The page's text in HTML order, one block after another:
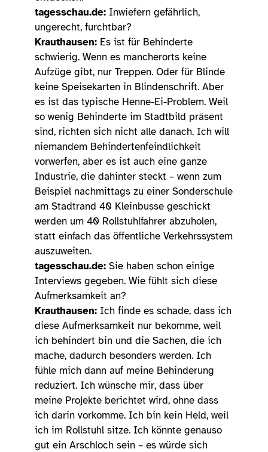
tagesschau.de: Inwiefern gefährlich,
ungerecht, furchtbar?
Krauthausen: Es ist für Behinderte
schwierig. Wenn es mancherorts keine
Aufzüge gibt, nur Treppen. Oder für Blinde
keine Speisekarten in Blindenschrift. Aber
es ist das typische Henne-Ei-Problem. Weil
so wenig Behinderte im Stadtbild präsent
sind, richten sich nicht alle danach. Ich will
niemandem Behindertenfeindlichkeit
vorwerfen, aber es ist auch eine ganze
Industrie, die dahinter steckt – wenn zum
Beispiel nachmittags zu einer Sonderschule
am Stadtrand 40 Kleinbusse geschickt
werden um 40 Rollstuhlfahrer abzuholen,
statt einfach das öffentliche Verkehrssystem
auszuweiten.
tagesschau.de: Sie haben schon einige
Interviews gegeben. Wie fühlt sich diese
Aufmerksamkeit an?
Krauthausen: Ich finde es schade, dass ich
diese Aufmerksamkeit nur bekomme, weil
ich behindert bin und die Sachen, die ich
mache, dadurch besonders werden. Ich
fühle mich dann auf meine Behinderung
reduziert. Ich wünsche mir, dass über
meine Projekte berichtet wird, ohne dass
ich darin vorkomme. Ich bin kein Held, weil
ich im Rollstuhl sitze. Ich könnte genauso
gut ein Arschloch sein – es würde sich